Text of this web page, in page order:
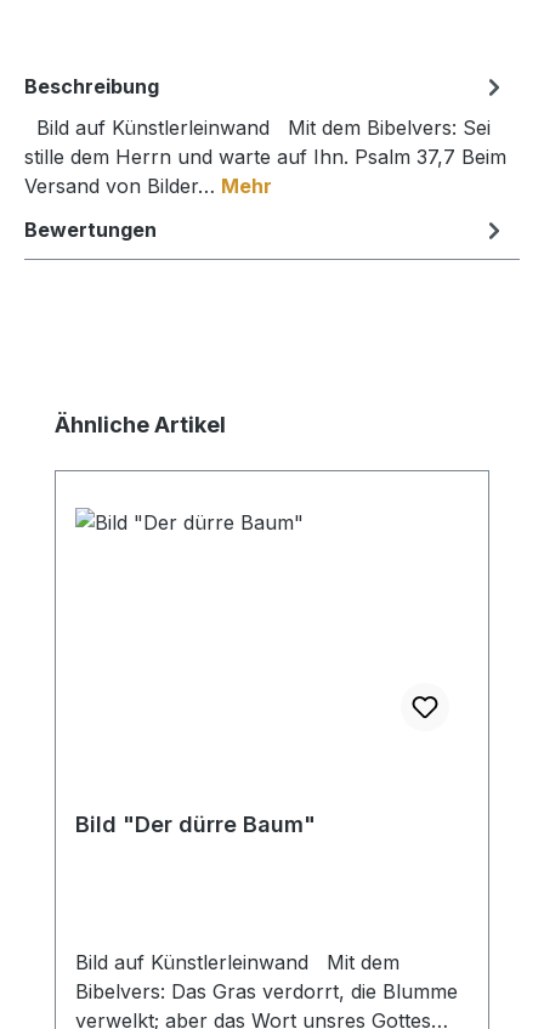
Beschreibung
Bild auf Künstlerleinwand Mit dem Bibelvers: Sei
stille dem Herrn und warte auf Ihn. Psalm 37,7 Beim
Versand von Bilder… Mehr
Bewertungen
Produktgalerie überspringen
Ähnliche Artikel
Bild "Der dürre Baum"
Bild auf Künstlerleinwand Mit dem
Bibelvers: Das Gras verdorrt, die Blumme
verwelkt; aber das Wort unsres Gottes